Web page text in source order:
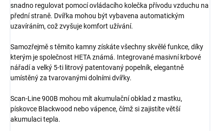
snadno regulovat pomocí ovládacího kolečka přívodu vzduchu na
přední straně. Dvířka mohou být vybavena automatickým
uzavíráním, což zvyšuje komfort užívání.
Samozřejmě s těmito kamny získáte všechny skvělé funkce, díky
kterým je společnost HETA známá. Integrované masivní krbové
nářadí a velký 5-ti litrový patentovaný popelník, elegantně
umístěný za tvarovanými dolními dvířky.
Scan-Line 900B mohou mít akumulační obklad z mastku,
pískovce Blackwood nebo vápence, čímž si zajistíte větší
akumulaci tepla.